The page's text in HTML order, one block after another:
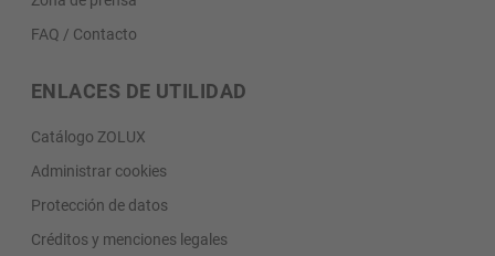
FAQ / Contacto
ENLACES DE UTILIDAD
Catálogo ZOLUX
Administrar cookies
Protección de datos
Créditos y menciones legales